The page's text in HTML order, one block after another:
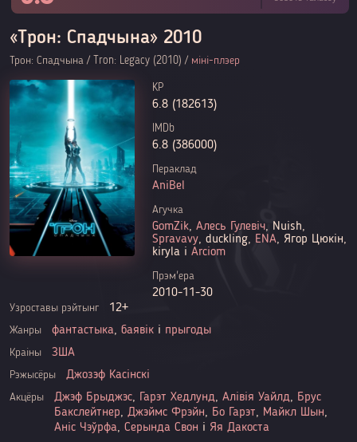
«Трон: Спадчына» 2010
Трон: Спадчына / Tron: Legacy (2010) / міні-плэер
KP
6.8 (182613)
IMDb
6.8 (386000)
Пераклад
AniBel
Агучка
GomZik, Алесь Гулевіч, Nuish,
Spravavy, duckling, ENA, Ягор Цюкін,
kiryla і Arciom
Прэм'ера
2010-11-30
Узроставы рэйтынг 12+
Жанры фантастыка, баявік і прыгоды
Краіны ЗША
Рэжысёры Джозэф Касінскі
Акцёры Джэф Брыджэс, Гарэт Хедлунд, Алівія Уайлд, Брус
Бакслейтнер, Джэймс Фрэйн, Бо Гарэт, Майкл Шын,
Аніс Чэўрфа, Серында Свон і Яя Дакоста